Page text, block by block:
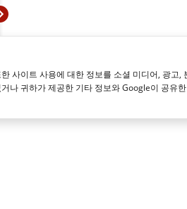
사이트 사용에 대한 정보를 소셜 미디어, 광고,
나 귀하가 제공한 기타 정보와 Google이 공유